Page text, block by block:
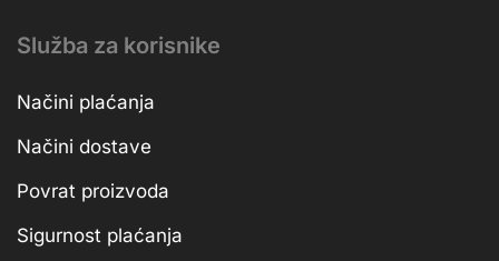
Služba za korisnike
Načini plaćanja
Načini dostave
Povrat proizvoda
Sigurnost plaćanja